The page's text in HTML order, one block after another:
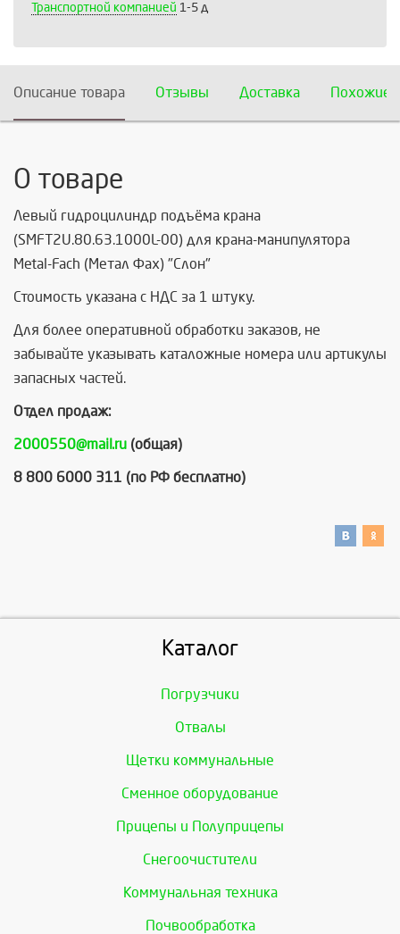
Транспортной компанией 1-5 д
Описание товара Отзывы Доставка Похожие
О товаре
Левый гидроцилиндр подъёма крана
(SMFT2U.80.63.1000L-00) для крана-манипулятора
Metal-Fach (Метал Фах) "Cлон"
Стоимость указана с НДС за 1 штуку.
Для более оперативной обработки заказов, не
забывайте указывать каталожные номера или артикулы
запасных частей.
Отдел продаж:
2000550@mail.ru (общая)
8 800 6000 311 (по РФ бесплатно)
Каталог
Погрузчики
Отвалы
Щетки коммунальные
Сменное оборудование
Прицепы и Полуприцепы
Снегоочистители
Коммунальная техника
Почвообработка